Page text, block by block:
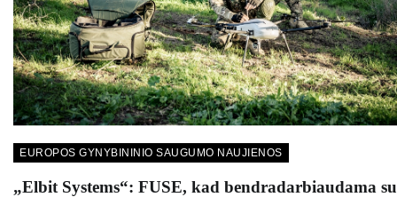
EUROPOS GYNYBININIO SAUGUMO NAUJIENOS
„Elbit Systems“: FUSE, kad bendradarbiaudama su